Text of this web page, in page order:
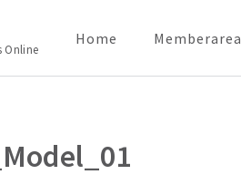
Online
Home Memberarea